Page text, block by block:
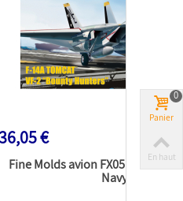
€
Fine Molds avion FX05 F-14A
Navy...
Panier
0
En haut